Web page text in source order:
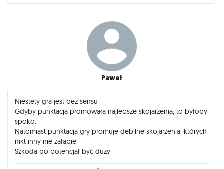
Paweł
Niestety gra jest bez sensu
Gdyby punktacja promowała najlepsze skojarzenia, to byłoby
spoko.
Natomiast punktacja gry promuje debilne skojarzenia, których
nikt inny nie załapie.
Szkoda bo potencjał być duży